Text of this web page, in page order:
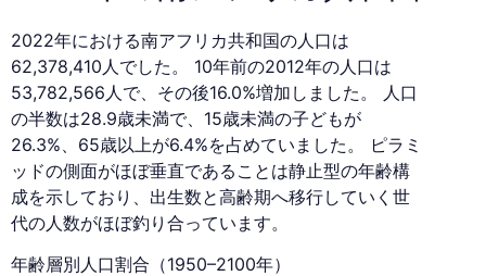
年
2022年における南アフリカ共和国の人口は
62,378,410人でした。 10年前の2012年の人口は
53,782,566人で、その後16.0%増加しました。 人口
の半数は28.9歳未満で、15歳未満の子どもが
26.3%、65歳以上が6.4%を占めていました。 ピラミ
ッドの側面がほぼ垂直であることは静止型の年齢構
成を示しており、出生数と高齢期へ移行していく世
代の人数がほぼ釣り合っています。
年齢層別人口割合（1950–2100年）